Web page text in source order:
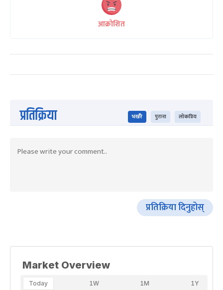
आक्रोशित
प्रतिक्रिया भर्खरै पुराना लोकप्रिय
प्रतिक्रिया दिनुहोस्